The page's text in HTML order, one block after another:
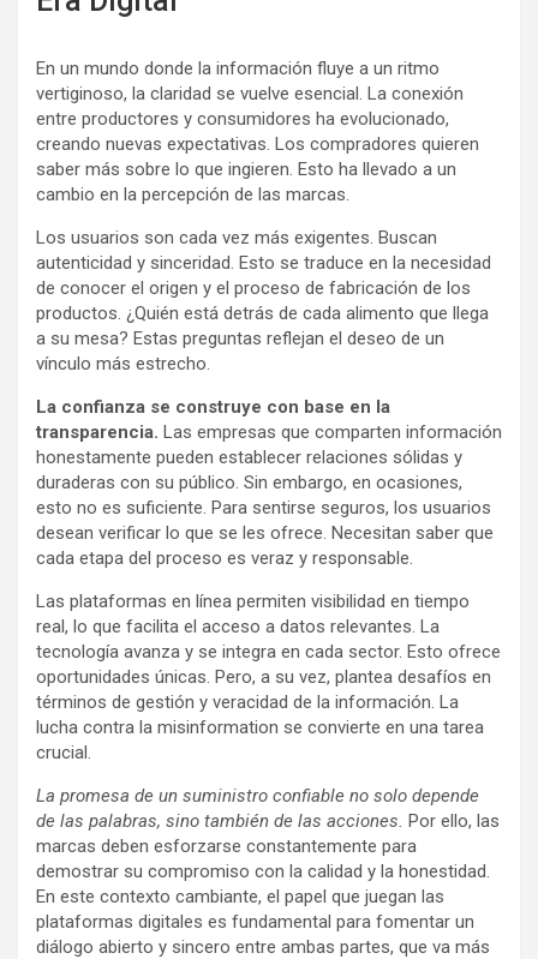
En un mundo donde la información fluye a un ritmo
vertiginoso, la claridad se vuelve esencial. La conexión
entre productores y consumidores ha evolucionado,
creando nuevas expectativas. Los compradores quieren
saber más sobre lo que ingieren. Esto ha llevado a un
cambio en la percepción de las marcas.
Los usuarios son cada vez más exigentes. Buscan
autenticidad y sinceridad. Esto se traduce en la necesidad
de conocer el origen y el proceso de fabricación de los
productos. ¿Quién está detrás de cada alimento que llega
a su mesa? Estas preguntas reflejan el deseo de un
vínculo más estrecho.
La confianza se construye con base en la
transparencia. Las empresas que comparten información
honestamente pueden establecer relaciones sólidas y
duraderas con su público. Sin embargo, en ocasiones,
esto no es suficiente. Para sentirse seguros, los usuarios
desean verificar lo que se les ofrece. Necesitan saber que
cada etapa del proceso es veraz y responsable.
Las plataformas en línea permiten visibilidad en tiempo
real, lo que facilita el acceso a datos relevantes. La
tecnología avanza y se integra en cada sector. Esto ofrece
oportunidades únicas. Pero, a su vez, plantea desafíos en
términos de gestión y veracidad de la información. La
lucha contra la misinformation se convierte en una tarea
crucial.
La promesa de un suministro confiable no solo depende
de las palabras, sino también de las acciones. Por ello, las
marcas deben esforzarse constantemente para
demostrar su compromiso con la calidad y la honestidad.
En este contexto cambiante, el papel que juegan las
plataformas digitales es fundamental para fomentar un
diálogo abierto y sincero entre ambas partes, que va más